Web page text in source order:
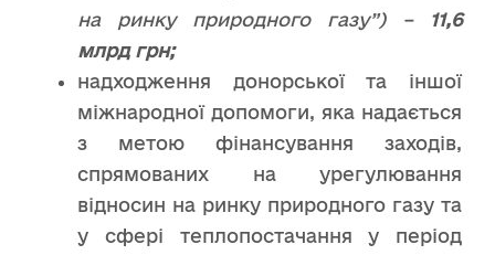
на ринку природного газу”) –
11,6
млрд грн;
надходження донорської та іншої
міжнародної допомоги, яка надається
з метою фінансування заходів,
спрямованих на урегулювання
відносин на ринку природного газу та
у сфері теплопостачання у період